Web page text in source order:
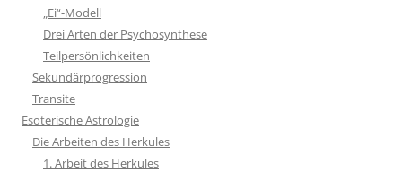
„Ei“-Modell
Drei Arten der Psychosynthese
Teilpersönlichkeiten
Sekundärprogression
Transite
Esoterische Astrologie
Die Arbeiten des Herkules
1. Arbeit des Herkules